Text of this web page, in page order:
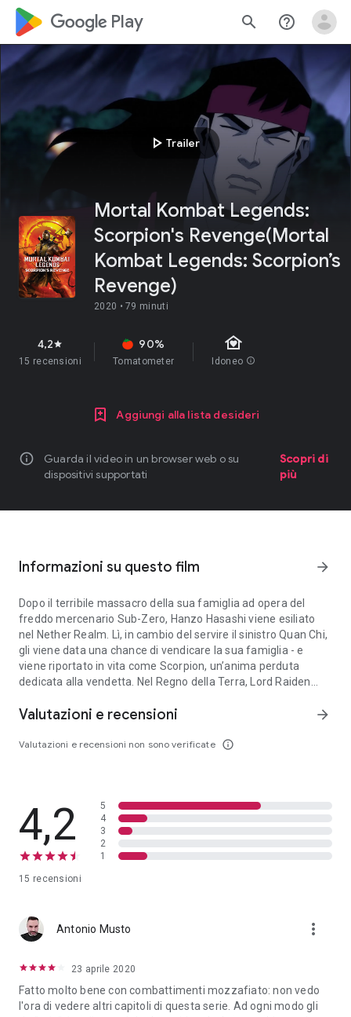
google_logo Play search help_outline
play_arrow Trailer
Mortal Kombat Legends:
Scorpion's Revenge(Mortal
Kombat Legends: Scorpion’s
Revenge)
2020 •79 minuti
4,2star
15 recensioni
90%
Tomatometer
family_home
Idoneo info
Aggiungi alla lista desideri
info
Guarda il video in un browser web o su
dispositivi supportati
Scopri di
più
Informazioni su questo film arrow_forward
Dopo il terribile massacro della sua famiglia ad opera del
freddo mercenario Sub-Zero, Hanzo Hasashi viene esiliato
nel Nether Realm. Lì, in cambio del servire il sinistro Quan Chi,
gli viene data una chance di vendicare la sua famiglia - e
viene riportato in vita come Scorpion, un’anima perduta
dedicata alla vendetta. Nel Regno della Terra, Lord Raiden
Kang, l’ufficiale delle forze speciali Sonya Blade e la stella del
compito di salvare l’umanità. Per farlo, devono sconfiggere le
Valutazioni e recensioni
Valutazioni e recensioni non sono verificate info_outline
arrow_forward
4,2
15 recensioni
5
4
3
2
1
Antonio Musto more_vert
23 aprile 2020
Fatto molto bene con combattimenti mozzafiato: non vedo
l'ora di vedere altri capitoli di questa serie. Ad ogni modo gli